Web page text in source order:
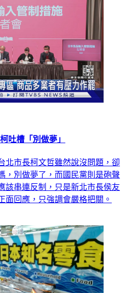
吐槽「別做夢」
北市長柯文哲雖然說沒問題，卻
，別做夢了，而國民黨則是砲聲
該串連反制，只是新北市長侯友
面回應，只強調會嚴格把關。